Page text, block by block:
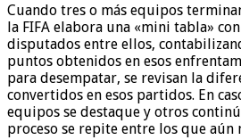
Cuando tres o más equipos
la FIFA elabora una «mini tabla»
disputados entre ellos,
puntos obtenidos en esos
para desempatar, se revisan la
convertidos en esos partidos. En
equipos se destaque y otros
proceso se repite entre los que aún